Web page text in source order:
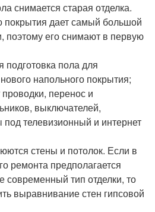
снимается старая отделка.
покрытия дает самый большой
поэтому его снимают в первую
подготовка пола для
напольного покрытия;
перенос и
выключателей,
телевизионный и интернет
стены и потолок. Если в
ремонта предполагается
современный тип отделки, то
выравнивание стен гипсовой